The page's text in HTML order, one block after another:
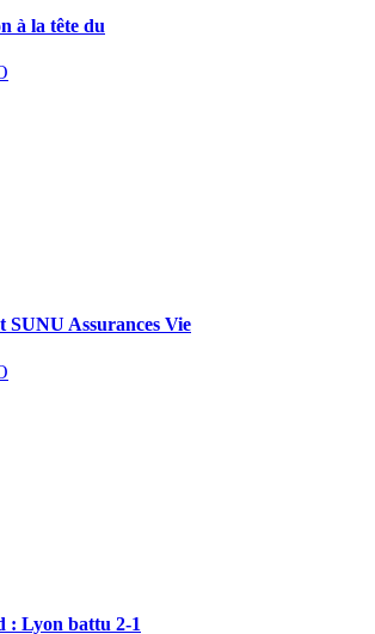
à la tête du
SUNU Assurances Vie
: Lyon battu 2-1